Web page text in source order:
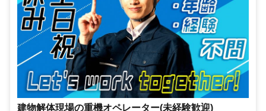
建物解体現場の重機オペレーター(未経験歓迎)